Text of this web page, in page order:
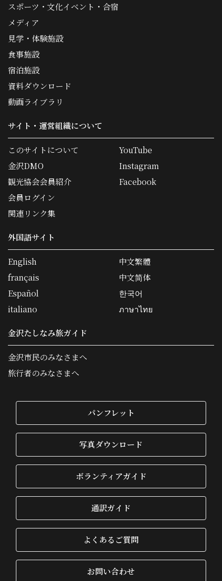
スポーツ・文化イベント・合宿
メディア
見学・体験施設
食事施設
宿泊施設
資料ダウンロード
動画ライブラリ
サイト・運営組織について
このサイトについて
金沢DMO
観光協会会員紹介
会員ログイン
関連リンク集
YouTube
Instagram
Facebook
外国語サイト
English
français
Español
italiano
中文繁體
中文简体
한국어
ภาษาไทย
金沢たしなみ旅ガイド
金沢市民のみなさまへ
旅行者のみなさまへ
パンフレット
写真ダウンロード
ボランティアガイド
通訳ガイド
よくあるご質問
お問い合わせ